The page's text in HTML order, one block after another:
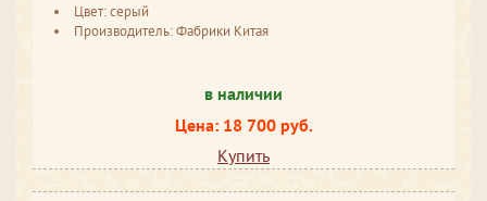
Цвет: серый
Производитель: Фабрики Китая
в наличии
Цена: 18 700 руб.
Купить